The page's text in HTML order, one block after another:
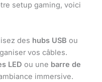
setup gaming, voici
des hubs USB ou
vos câbles.
LED ou une barre de
immersive.